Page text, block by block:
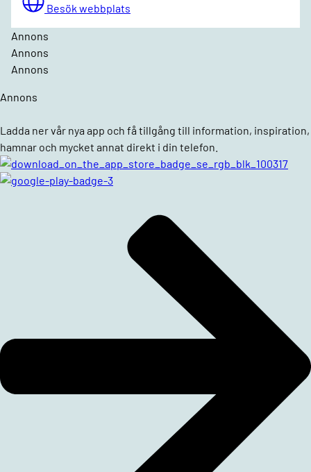
Besök webbplats
Annons
Annons
Annons
Annons
Ladda ner vår nya app och få tillgång till information, inspiration,
hamnar och mycket annat direkt i din telefon.